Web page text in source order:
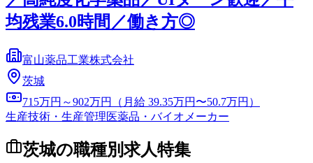
均残業6.0時間／働き方◎
富山薬品工業株式会社
茨城
715万円～902万円（月給 39.35万円〜50.7万円）
生産技術・生産管理医薬品・バイオメーカー
茨城の職種別求人特集